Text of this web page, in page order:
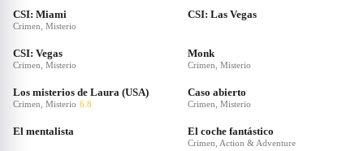
CSI: Miami
Crimen, Misterio
CSI: Las Vegas
CSI: Vegas
Crimen, Misterio
Monk
Crimen, Misterio
Los misterios de Laura (USA)
Crimen, Misterio 6.8
Caso abierto
Crimen, Misterio
El mentalista El coche fantástico
Crimen, Action & Adventure